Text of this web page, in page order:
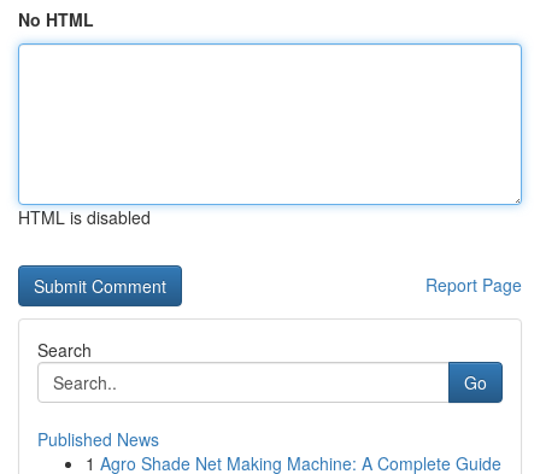
No HTML
HTML is disabled
Report Page
Search
Go
Published News
1 Agro Shade Net Making Machine: A Complete Guide